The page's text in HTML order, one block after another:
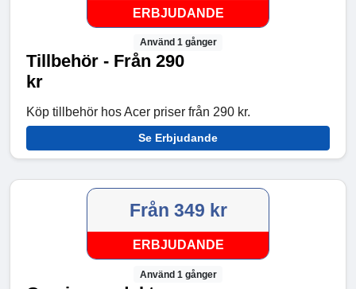
ERBJUDANDE
Använd 1 gånger
Tillbehör - Från 290
kr
Köp tillbehör hos Acer priser från 290 kr.
Se Erbjudande
Från 349 kr
ERBJUDANDE
Använd 1 gånger